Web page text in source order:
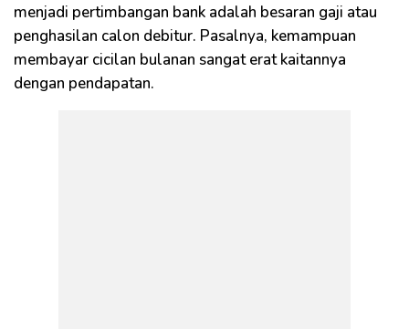
menjadi pertimbangan bank adalah besaran gaji atau
penghasilan calon debitur. Pasalnya, kemampuan
membayar cicilan bulanan sangat erat kaitannya
dengan pendapatan.